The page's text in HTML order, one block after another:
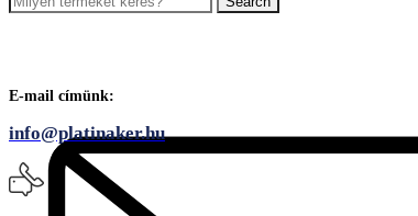
E-mail címünk:
info@platinaker.hu